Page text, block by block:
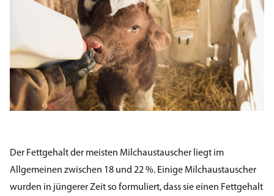
Der Fettgehalt der meisten Milchaustauscher liegt im
Allgemeinen zwischen 18 und 22 %. Einige Milchaustauscher
wurden in jüngerer Zeit so formuliert, dass sie einen Fettgehalt